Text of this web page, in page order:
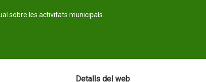
sobre les activitats municipals.
Detalls del web